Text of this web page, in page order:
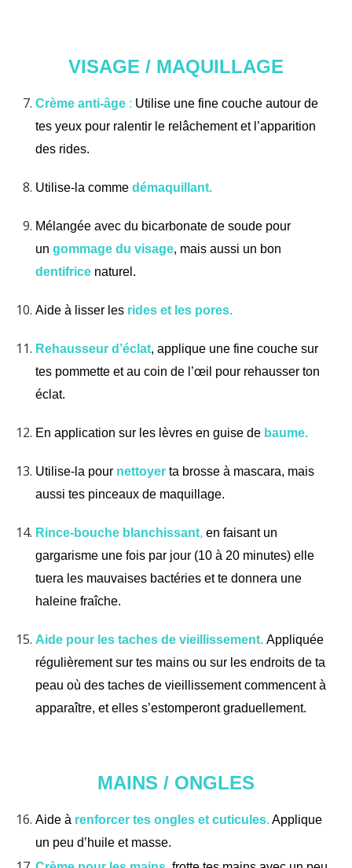
VISAGE / MAQUILLAGE
Crème anti-âge : Utilise une fine couche autour de
tes yeux pour ralentir le relâchement et l’apparition
des rides.
Utilise-la comme démaquillant.
Mélangée avec du bicarbonate de soude pour
un gommage du visage, mais aussi un bon
dentifrice naturel.
Aide à lisser les rides et les pores.
Rehausseur d’éclat, applique une fine couche sur
tes pommette et au coin de l’œil pour rehausser ton
éclat.
En application sur les lèvres en guise de baume.
Utilise-la pour nettoyer ta brosse à mascara, mais
aussi tes pinceaux de maquillage.
Rince-bouche blanchissant, en faisant un
gargarisme une fois par jour (10 à 20 minutes) elle
tuera les mauvaises bactéries et te donnera une
haleine fraîche.
Aide pour les taches de vieillissement. Appliquée
régulièrement sur tes mains ou sur les endroits de ta
peau où des taches de vieillissement commencent à
apparaître, et elles s’estomperont graduellement.
MAINS / ONGLES
Aide à renforcer tes ongles et cuticules. Applique
un peu d’huile et masse.